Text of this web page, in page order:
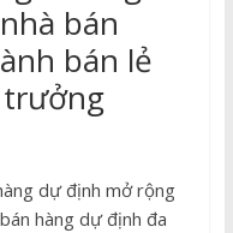
bán
bán lẻ
trưởng
dự định mở rộng
hàng dự định đa